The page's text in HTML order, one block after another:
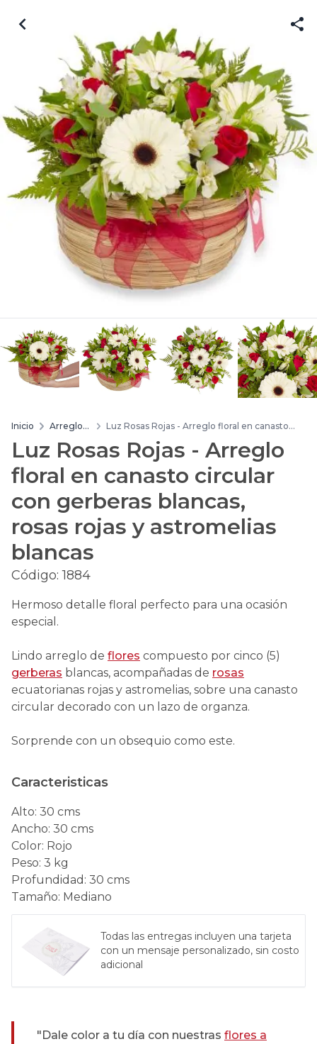
Inicio
Arreglos
Luz Rosas Rojas - Arreglo floral en canasto
astromelias blancas
Luz Rosas Rojas - Arreglo
floral en canasto circular
con gerberas blancas,
rosas rojas y astromelias
blancas
Código:1884
Hermoso detalle floral perfecto para una ocasión
especial.
Lindo arreglo de flores compuesto por cinco (5)
gerberas blancas, acompañadas de rosas
ecuatorianas rojas y astromelias, sobre una canasto
circular decorado con un lazo de organza.
Sorprende con un obsequio como este.
Caracteristicas
Alto: 30 cms
Ancho: 30 cms
Color: Rojo
Peso: 3 kg
Profundidad : 30 cms
Tamaño: Mediano
Todas las entregas incluyen una tarjeta
con un mensaje personalizado, sin costo
adicional
"Dale color a tu día con nuestras flores a